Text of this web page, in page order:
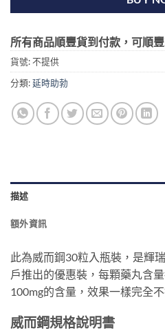
所有商品順豐貨到付款，可順
貨號:不提供
分類:延時助勃
描述
額外資訊
此為威而鋼30粒入瓶裝，是輝
戶推出的優惠裝，每顆藥丸含
100mg的含量，效果一樣完全不
威而鋼規格說明書